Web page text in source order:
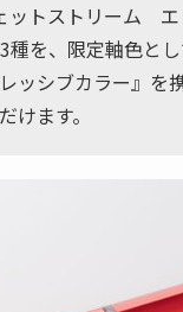
ットストリーム
を、限定軸色と
シブカラー』を
けます。